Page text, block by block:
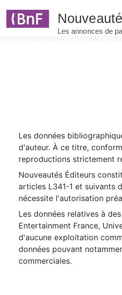
Les données
d'auteur. À ce titre,
reproductions strictement
Nouveautés Éditeurs
articles L341-1 et suivants
nécessite l'autorisation
Les données relatives à
Entertainment France,
d'aucune exploitation
données pouvant
commerciales.